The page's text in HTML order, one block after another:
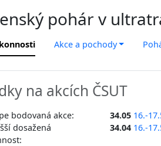
pohár v
Akce a pochody
na akcích ČSUT
bodovaná akce: 34.05 16.-
dosažená
34.04 16.-